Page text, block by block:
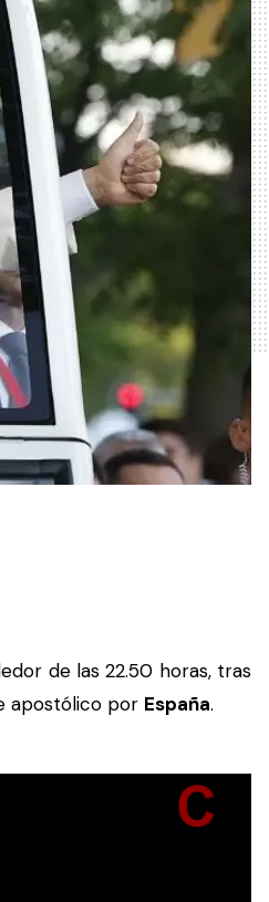
de las 22.50 horas, tras
apostólico por España.